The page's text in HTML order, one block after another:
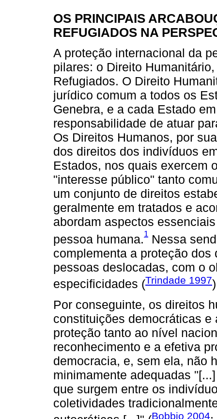
OS PRINCIPAIS
REFUGIADOS NA
A proteção internacional da
pilares: o Direito
Refugiados. O Direito
jurídico comum a todos os
Genebra, e a cada Estado
responsabilidade de atuar
Os Direitos Humanos, por
dos direitos dos indivíduos
Estados, nos quais exercem
"interesse público" tanto
um conjunto de direitos
geralmente em tratados e
abordam aspectos
pessoa humana.1 Nessa
complementa a proteção
pessoas deslocadas, com o
especificidades (Trindade 1997
Por conseguinte, os direitos
constituições democráticas
proteção tanto ao nível
reconhecimento e a efetiva
democracia, e, sem ela, não
minimamente adequadas
que surgem entre os
coletividades
Bobbio 2004